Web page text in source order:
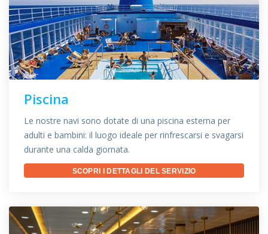
Piscina
Le nostre navi sono dotate di una piscina esterna per
adulti e bambini: il luogo ideale per rinfrescarsi e svagarsi
durante una calda giornata.
SCOPRI I DETTAGLI DEL SERVIZIO